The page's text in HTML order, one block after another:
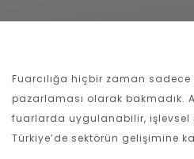
Fuarcılığa hiçbir zaman
pazarlaması olarak bakmadık.
fuarlarda uygulanabilir, işlevsel
Türkiye’de sektörün gelişimine